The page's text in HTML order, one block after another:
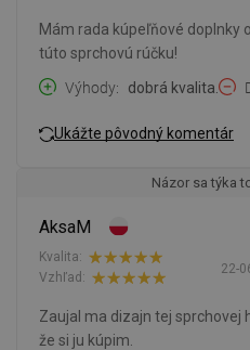
Mám rada kúpeľňové doplnky
túto sprchovú rúčku!
Výhody
dobrá kvalita.
Ukážte pôvodný komentár
Názor sa týka
AksaM
22-
Kvalita:
Vzhľad:
Zaujal ma dizajn tej sprchovej
že si ju kúpim.